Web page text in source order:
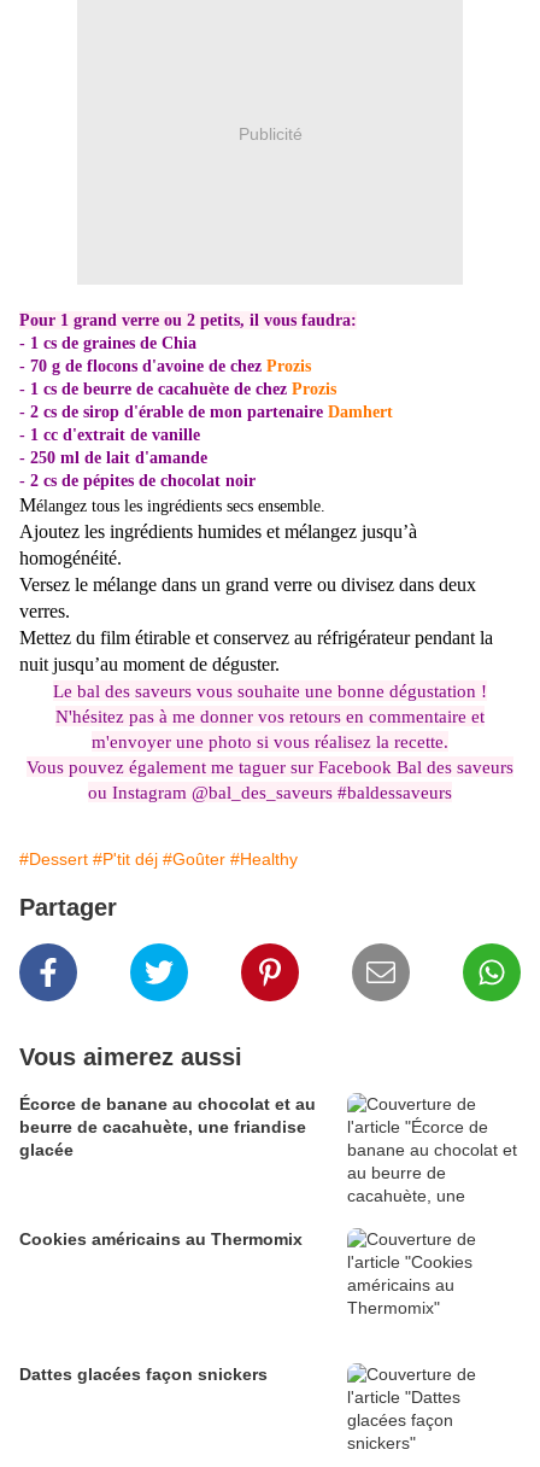
Publicité
Pour 1 grand verre ou 2 petits, il vous faudra:
- 1 cs de graines de Chia
- 70 g de flocons d'avoine de chez Prozis
- 1 cs de beurre de cacahuète de chez Prozis
- 2 cs de sirop d'érable de mon partenaire Damhert
- 1 cc d'extrait de vanille
- 250 ml de lait d'amande
- 2 cs de pépites de chocolat noir
Mélangez tous les ingrédients secs ensemble.
Ajoutez les ingrédients humides et mélangez jusqu’à
homogénéité.
Versez le mélange dans un grand verre ou divisez dans deux
verres.
Mettez du film étirable et conservez au réfrigérateur pendant la
nuit jusqu’au moment de déguster.
Le bal des saveurs vous souhaite une bonne dégustation !
N'hésitez pas à me donner vos retours en commentaire et
m'envoyer une photo si vous réalisez la recette.
Vous pouvez également me taguer sur Facebook Bal des saveurs
ou Instagram @bal_des_saveurs #baldessaveurs
#Dessert #P'tit déj #Goûter #Healthy
Partager
Vous aimerez aussi
Écorce de banane au chocolat et au
beurre de cacahuète, une friandise
glacée
Cookies américains au Thermomix
Dattes glacées façon snickers